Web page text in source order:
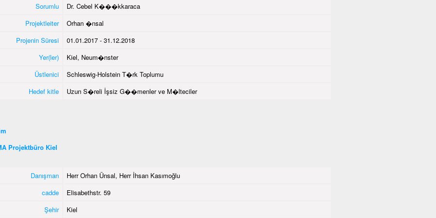
Sorumlu
Dr. Cebel K���kkaraca
Projektleiter
Orhan �nsal
Projenin Süresi
01.01.2017 - 31.12.2018
Yer(ler)
Kiel, Neum�nster
Üstlenici
Schleswig-Holstein T�rk Toplumu
Hedef kitle
Uzun S�reli İşsiz G��menler ve M�lteciler
Projektbüro Kiel
Danışman
Herr Orhan Ünsal, Herr İhsan Kasımoğlu
cadde
Elisabethstr. 59
Şehir
Kiel